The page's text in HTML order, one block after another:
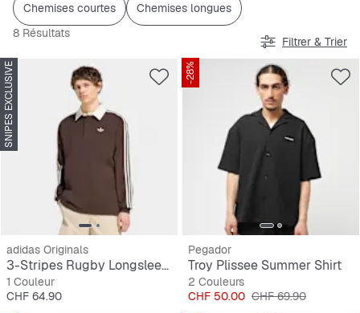
Chemises courtes
Chemises longues
8 Résultats
Filtrer & Trier
SNIPES EXCLUSIVE
adidas Originals
3-Stripes Rugby Longsleeve Polo
1 Couleur
Prix
CHF 64.90
-28%
Pegador
Troy Plissee Summer Shirt
2 Couleurs
Prix
CHF 50.00 Prix original
CHF 69.90